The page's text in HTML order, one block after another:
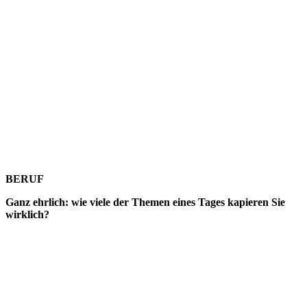
BERUF
Ganz ehrlich: wie viele der Themen eines Tages kapieren Sie
wirklich?